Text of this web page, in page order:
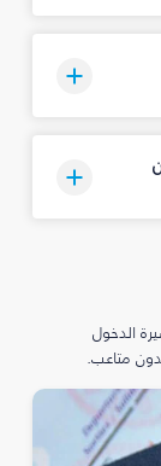
الدخول
متاعب.